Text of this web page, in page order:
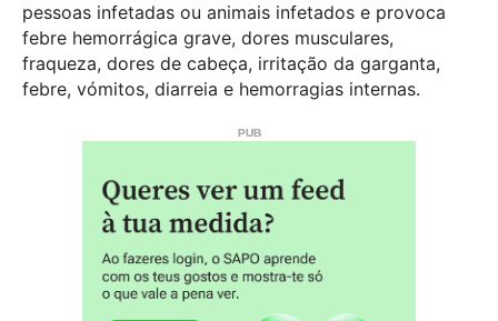
pessoas infetadas ou animais infetados e provoca
febre hemorrágica grave, dores musculares,
fraqueza, dores de cabeça, irritação da garganta,
febre, vómitos, diarreia e hemorragias internas.